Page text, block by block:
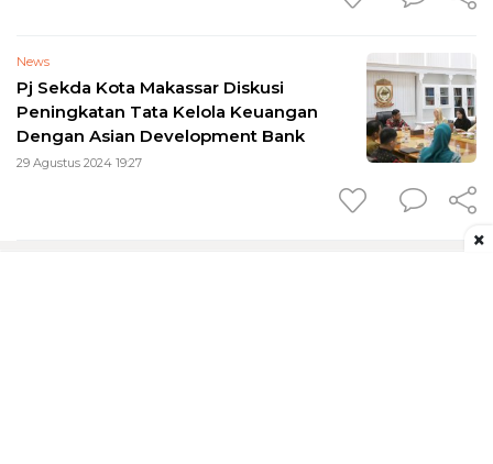
News
Pj Sekda Kota Makassar Diskusi
Peningkatan Tata Kelola Keuangan
Dengan Asian Development Bank
29 Agustus 2024 19:27
×